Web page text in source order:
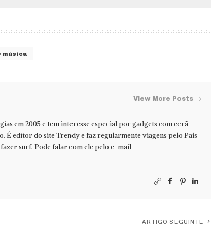
música
View More Posts
em 2005 e tem interesse especial por gadgets com ecrã
É editor do site Trendy e faz regularmente viagens pelo País
surf. Pode falar com ele pelo e-mail
ARTIGO SEGUINTE